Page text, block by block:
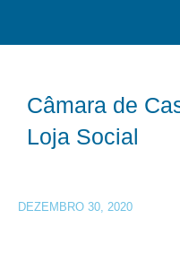
Câmara de
Loja Social
DEZEMBRO 30, 2020